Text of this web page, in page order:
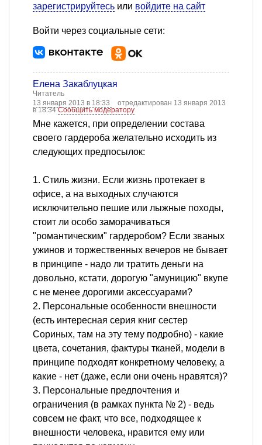
зарегистрируйтесь или войдите на сайт
Войти через социальные сети:
Елена Закаблуцкая
Читатель
13 января 2013 в 18:33
отредактирован 13 января 2013
в 18:34Сообщить модератору
Мне кажется, при определении состава
своего гардероба желательно исходить из
следующих предпосылок:
1. Стиль жизни. Если жизнь протекает в
офисе, а на выходных случаются
исключительно пешие или лыжные походы,
стоит ли особо заморачиваться
"романтическим" гардеробом? Если званых
ужинов и торжественных вечеров не бывает
в принципе - надо ли тратить деньги на
довольно, кстати, дорогую "амуницию" вкупе
с не менее дорогими аксессуарами?
2. Персональные особенности внешности
(есть интересная серия книг сестер
Сориных, там на эту тему подробно) - какие
цвета, сочетания, фактуры тканей, модели в
принципе подходят конкретному человеку, а
какие - нет (даже, если они очень нравятся)?
3. Персональные предпочтения и
ограничения (в рамках пункта № 2) - ведь
совсем не факт, что все, подходящее к
внешности человека, нравится ему или